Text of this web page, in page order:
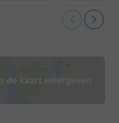
de kaart weergeven